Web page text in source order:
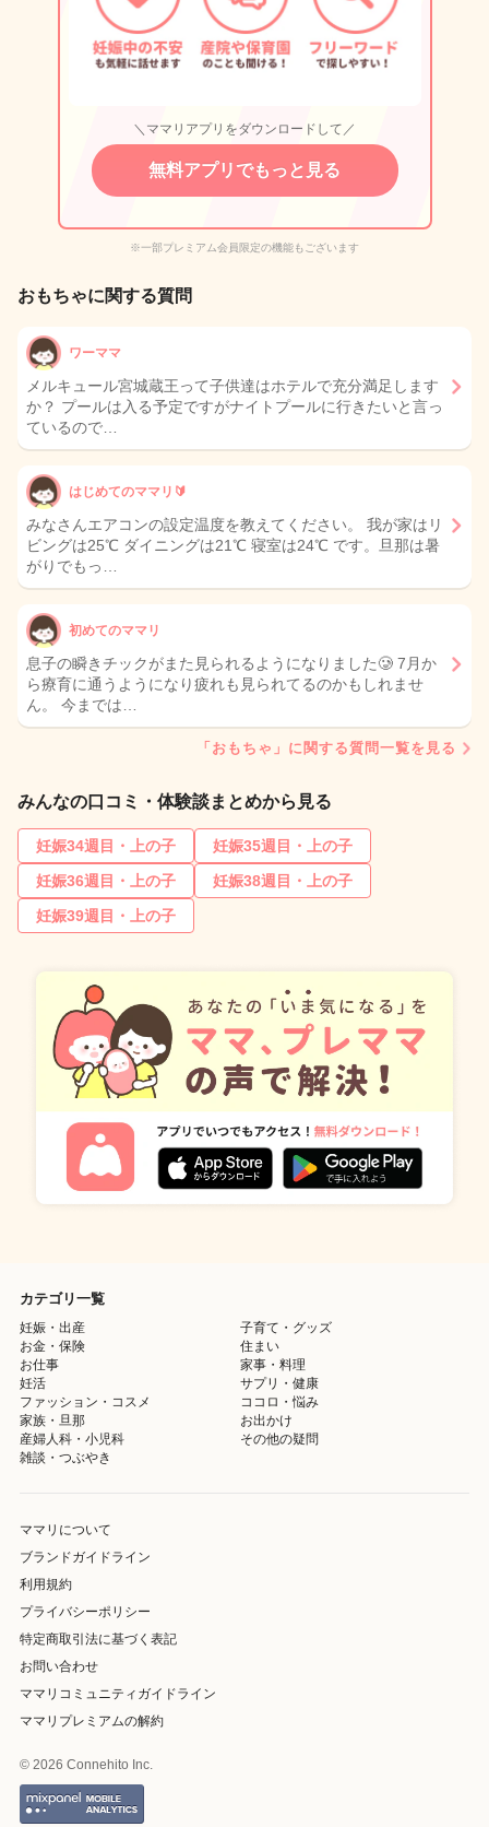
＼ママリアプリをダウンロードして／
無料アプリでもっと見る
※一部プレミアム会員限定の機能もございます
おもちゃに関する質問
ワーママ
メルキュール宮城蔵王って子供達はホテルで充分満足します
か？ プールは入る予定ですがナイトプールに行きたいと言っ
ているので…
はじめてのママリ🔰
みなさんエアコンの設定温度を教えてください。 我が家はリ
ビングは25℃ ダイニングは21℃ 寝室は24℃ です。旦那は暑
がりでもっ…
初めてのママリ
息子の瞬きチックがまた見られるようになりました🥲 7月か
ら療育に通うようになり疲れも見られてるのかもしれませ
ん。 今までは…
「おもちゃ」に関する質問一覧を見る
みんなの口コミ・体験談まとめから見る
妊娠34週目・上の子
妊娠35週目・上の子
妊娠36週目・上の子
妊娠38週目・上の子
妊娠39週目・上の子
カテゴリ一覧
妊娠・出産
子育て・グッズ
お金・保険
住まい
お仕事
家事・料理
妊活
サプリ・健康
ファッション・コスメ
ココロ・悩み
家族・旦那
お出かけ
産婦人科・小児科
その他の疑問
雑談・つぶやき
ママリについて
ブランドガイドライン
利用規約
プライバシーポリシー
特定商取引法に基づく表記
お問い合わせ
ママリコミュニティガイドライン
ママリプレミアムの解約
© 2026 Connehito Inc.